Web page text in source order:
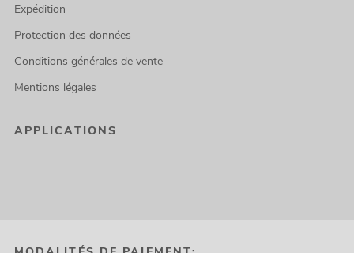
Expédition
Protection des données
Conditions générales de vente
Mentions légales
APPLICATIONS